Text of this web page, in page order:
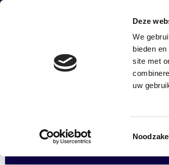
Deze
We
bieden
site met
uw